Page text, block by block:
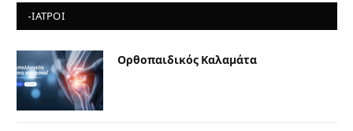
-ΙΑΤΡΟΙ
Ορθοπαιδικός Καλαμάτα